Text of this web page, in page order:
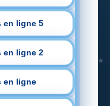
en ligne 5
en ligne 2
en ligne